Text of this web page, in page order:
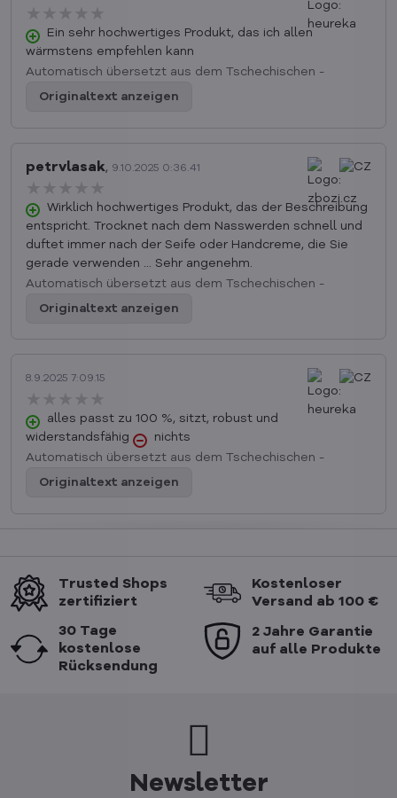
Ein sehr hochwertiges Produkt, das ich allen
wärmstens empfehlen kann
Automatisch übersetzt aus dem Tschechischen -
Originaltext anzeigen
petrvlasak, 9.10.2025 0:36.41
Wirklich hochwertiges Produkt, das der Beschreibung
entspricht. Trocknet nach dem Nasswerden schnell und
duftet immer nach der Seife oder Handcreme, die Sie
gerade verwenden ... Sehr angenehm.
Automatisch übersetzt aus dem Tschechischen -
Originaltext anzeigen
8.9.2025 7:09.15
alles passt zu 100 %, sitzt, robust und
widerstandsfähig
nichts
Automatisch übersetzt aus dem Tschechischen -
Originaltext anzeigen
Trusted Shops
zertifiziert
Kostenloser
Versand ab 100 €
30 Tage
kostenlose
Rücksendung
2 Jahre Garantie
auf alle Produkte
Newsletter